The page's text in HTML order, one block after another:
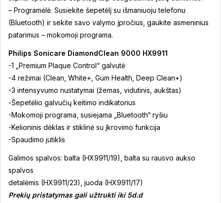
– Programėlė. Susiekite šepetėlį su išmaniuoju telefonu
(Bluetooth) ir sekite savo valymo įpročius, gaukite asmeninius
patarimus – mokomoji programa.
Philips Sonicare DiamondClean 9000 HX9911
-1 „Premium Plaque Control“ galvutė
-4 režimai (Clean, White+, Gum Health, Deep Clean+)
-3 intensyvumo nustatymai (žemas, vidutinis, aukštas)
-Šepetėlio galvučių keitimo indikatorius
-Mokomoji programa, susiejama „Bluetooth“ ryšiu
-Kelioninis dėklas ir stiklinė su įkrovimo funkcija
-Spaudimo jutiklis
Galimos spalvos: balta (HX9911/19), balta su rausvo aukso
spalvos
detalėmis (HX9911/23), juoda (HX9911/17)
Prekių pristatymas gali užtrukti iki 5d.d